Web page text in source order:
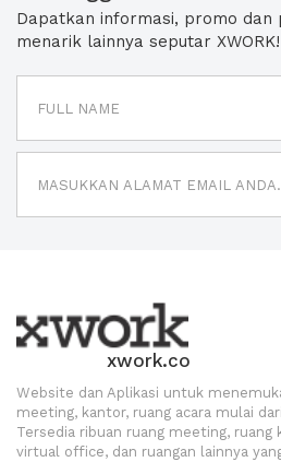
Dapatkan informasi, promo dan
menarik lainnya seputar XWORK!
xwork.co
Website dan Aplikasi untuk
meeting, kantor, ruang acara mulai
Tersedia ribuan ruang meeting, ruang
virtual office, dan ruangan lainnya